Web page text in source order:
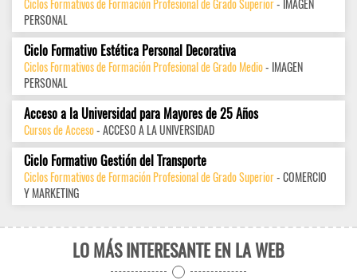
Ciclos Formativos de Formación Profesional de Grado Superior- IMAGEN
PERSONAL
Ciclo Formativo Estética Personal Decorativa
Ciclos Formativos de Formación Profesional de Grado Medio- IMAGEN
PERSONAL
Acceso a la Universidad para Mayores de 25 Años
Cursos de Acceso- ACCESO A LA UNIVERSIDAD
Ciclo Formativo Gestión del Transporte
Ciclos Formativos de Formación Profesional de Grado Superior- COMERCIO
Y MARKETING
LO MÁS INTERESANTE EN LA WEB